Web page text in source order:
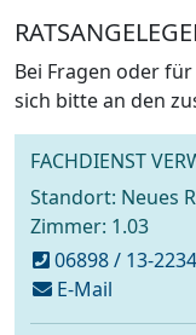
Bei Fragen oder
sich bitte an den
FACHDIENST
Standort: Neues
Zimmer: 1.03
06898 / 13-2234
E-Mailschreiben
an